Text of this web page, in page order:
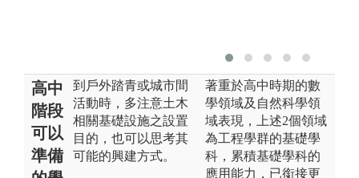
高中
階段
可以
準備
到戶外踏青或城市間
活動時，多注意土木
相關基礎設施之設置
目的，也可以思考其
可能的興建方式。
著重於高中時期的數
學領域及自然科學領
域表現，上述2個領域
為工程學群的基礎學
科，累積基礎學科的
應用能力，已銜接更